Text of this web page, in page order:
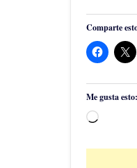
Comparte
Me gusta esto: